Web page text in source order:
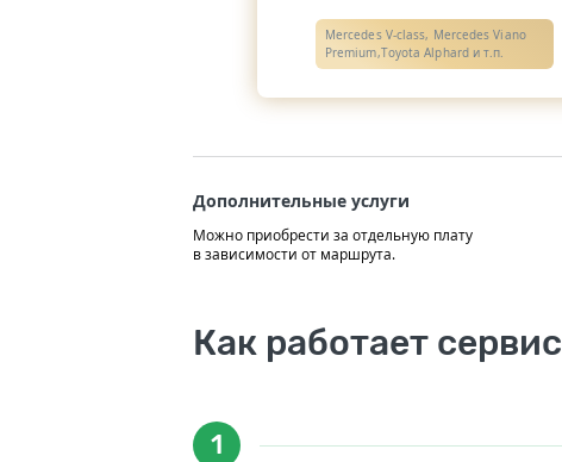
Mercedes V-class, Mercedes Viano
Premium,Toyota Alphard и т.п.
Дополнительные услуги
Можно приобрести за отдельную плату
в зависимости от маршрута.
Как работает сервис
1